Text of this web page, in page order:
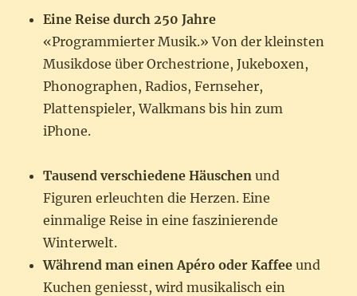
Eine Reise durch 250 Jahre
«Programmierter Musik.» Von der kleinsten
Musikdose über Orchestrione, Jukeboxen,
Phonographen, Radios, Fernseher,
Plattenspieler, Walkmans bis hin zum
iPhone.
Tausend verschiedene Häuschen und
Figuren erleuchten die Herzen. Eine
einmalige Reise in eine faszinierende
Winterwelt.
Während man einen Apéro oder Kaffee und
Kuchen geniesst, wird musikalisch ein